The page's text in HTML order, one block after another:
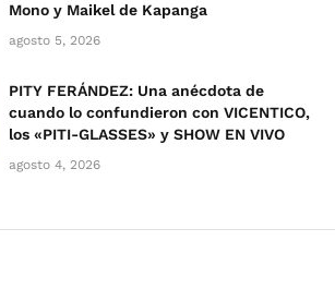
Mono y Maikel de Kapanga
agosto 5, 2026
PITY FERÁNDEZ: Una anécdota de
cuando lo confundieron con VICENTICO,
los «PITI-GLASSES» y SHOW EN VIVO
agosto 4, 2026